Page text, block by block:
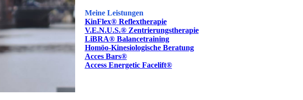
Meine Leistungen
KinFlex®Reflextherapie
V.E.N.U.S.® Zentrierungstherapie
LiBRA® Balancetraining
Homöo-Kinesiologische Beratung
Acces Bars®
Access Energetic Facelift®